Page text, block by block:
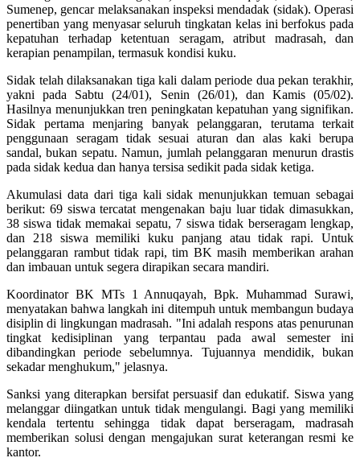
Sumenep, gencar melaksanakan inspeksi mendadak (sidak). Operasi
penertiban yang menyasar seluruh tingkatan kelas ini berfokus pada
kepatuhan terhadap ketentuan seragam, atribut madrasah, dan
kerapian penampilan, termasuk kondisi kuku.
Sidak telah dilaksanakan tiga kali dalam periode dua pekan terakhir,
yakni pada Sabtu (24/01), Senin (26/01), dan Kamis (05/02).
Hasilnya menunjukkan tren peningkatan kepatuhan yang signifikan.
Sidak pertama menjaring banyak pelanggaran, terutama terkait
penggunaan seragam tidak sesuai aturan dan alas kaki berupa
sandal, bukan sepatu. Namun, jumlah pelanggaran menurun drastis
pada sidak kedua dan hanya tersisa sedikit pada sidak ketiga.
Akumulasi data dari tiga kali sidak menunjukkan temuan sebagai
berikut: 69 siswa tercatat mengenakan baju luar tidak dimasukkan,
38 siswa tidak memakai sepatu, 7 siswa tidak berseragam lengkap,
dan 218 siswa memiliki kuku panjang atau tidak rapi. Untuk
pelanggaran rambut tidak rapi, tim BK masih memberikan arahan
dan imbauan untuk segera dirapikan secara mandiri.
Koordinator BK MTs 1 Annuqayah, Bpk. Muhammad Surawi,
menyatakan bahwa langkah ini ditempuh untuk membangun budaya
disiplin di lingkungan madrasah. "Ini adalah respons atas penurunan
tingkat kedisiplinan yang terpantau pada awal semester ini
dibandingkan periode sebelumnya. Tujuannya mendidik, bukan
sekadar menghukum," jelasnya.
Sanksi yang diterapkan bersifat persuasif dan edukatif. Siswa yang
melanggar diingatkan untuk tidak mengulangi. Bagi yang memiliki
kendala tertentu sehingga tidak dapat berseragam, madrasah
memberikan solusi dengan mengajukan surat keterangan resmi ke
kantor.